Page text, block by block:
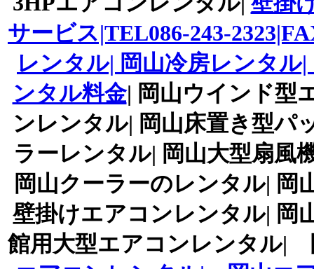
サービス|TEL086-243-
レンタル| 岡山冷房レンタル
ンタル料金| 岡山ウインド型
ンレンタル| 岡山床置き型パ
ラーレンタル| 岡山大型扇
岡山クーラーのレンタル| 岡
壁掛けエアコンレンタル| 岡
館用大型エアコンレンタル|